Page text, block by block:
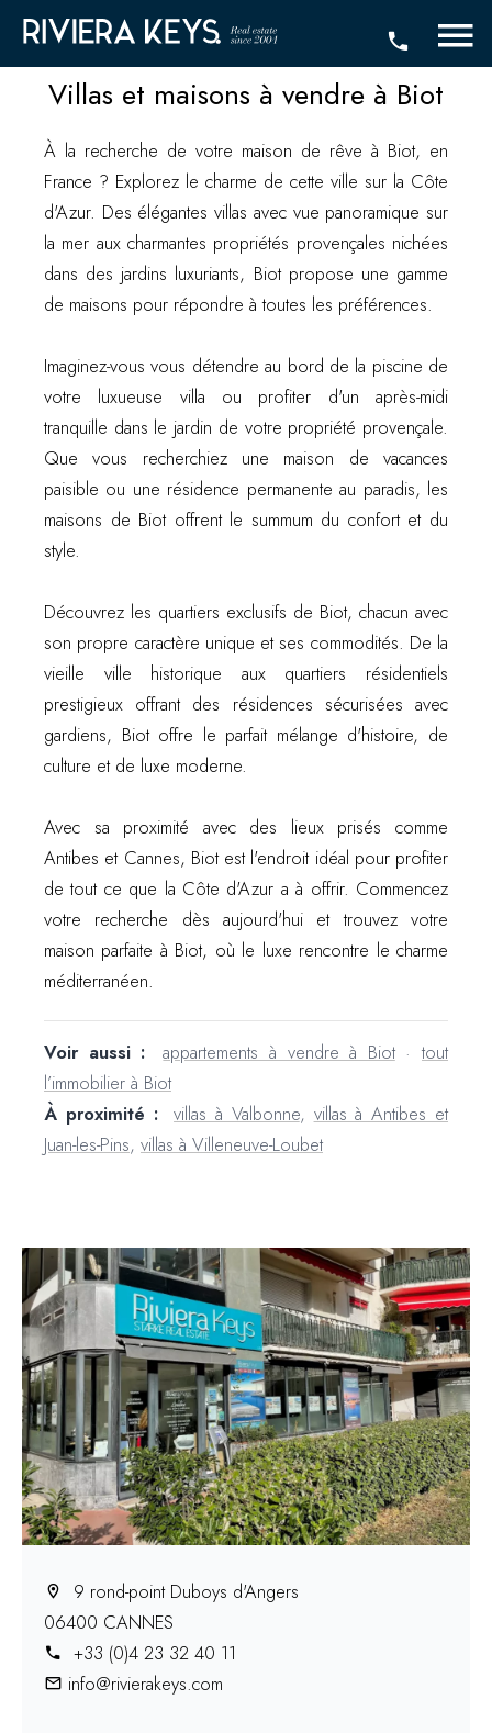
Villas et maisons à vendre à Biot
À la recherche de votre maison de rêve à Biot, en
France ? Explorez le charme de cette ville sur la Côte
d'Azur. Des élégantes villas avec vue panoramique sur
la mer aux charmantes propriétés provençales nichées
dans des jardins luxuriants, Biot propose une gamme
de maisons pour répondre à toutes les préférences.
Imaginez-vous vous détendre au bord de la piscine de
votre luxueuse villa ou profiter d'un après-midi
tranquille dans le jardin de votre propriété provençale.
Que vous recherchiez une maison de vacances
paisible ou une résidence permanente au paradis, les
maisons de Biot offrent le summum du confort et du
style.
Découvrez les quartiers exclusifs de Biot, chacun avec
son propre caractère unique et ses commodités. De la
vieille ville historique aux quartiers résidentiels
prestigieux offrant des résidences sécurisées avec
gardiens, Biot offre le parfait mélange d'histoire, de
culture et de luxe moderne.
Avec sa proximité avec des lieux prisés comme
Antibes et Cannes, Biot est l'endroit idéal pour profiter
de tout ce que la Côte d'Azur a à offrir. Commencez
votre recherche dès aujourd'hui et trouvez votre
maison parfaite à Biot, où le luxe rencontre le charme
méditerranéen.
Voir aussi : appartements à vendre à Biot·tout
l’immobilier à Biot
À proximité : villas à Valbonne, villas à Antibes et
Juan-les-Pins, villas à Villeneuve-Loubet
9 rond-point Duboys d'Angers
06400 CANNES
+33 (0)4 23 32 40 11
info@rivierakeys.com